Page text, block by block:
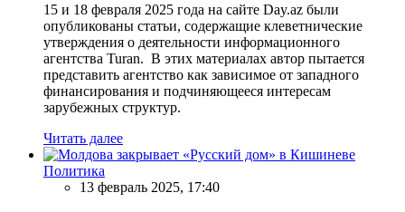
15 и 18 февраля 2025 года на сайте Day.az были
опубликованы статьи, содержащие клеветнические
утверждения о деятельности информационного
агентства Turan. В этих материалах автор пытается
представить агентство как зависимое от западного
финансирования и подчиняющееся интересам
зарубежных структур.
Читать далее
Политика
13 февраль 2025, 17:40